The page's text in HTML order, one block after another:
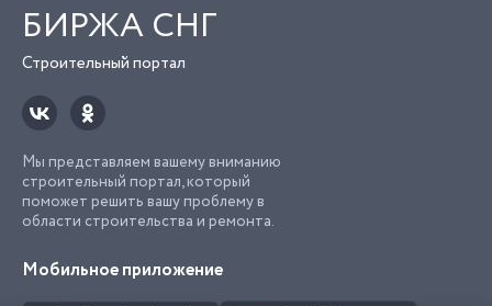
БИРЖА СНГ
Строительный портал
Мы представляем вашему вниманию
строительный портал, который
поможет решить вашу проблему в
области строительства и ремонта.
Мобильное приложение